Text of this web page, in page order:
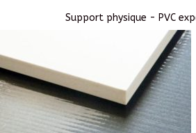
Support physique - PVC